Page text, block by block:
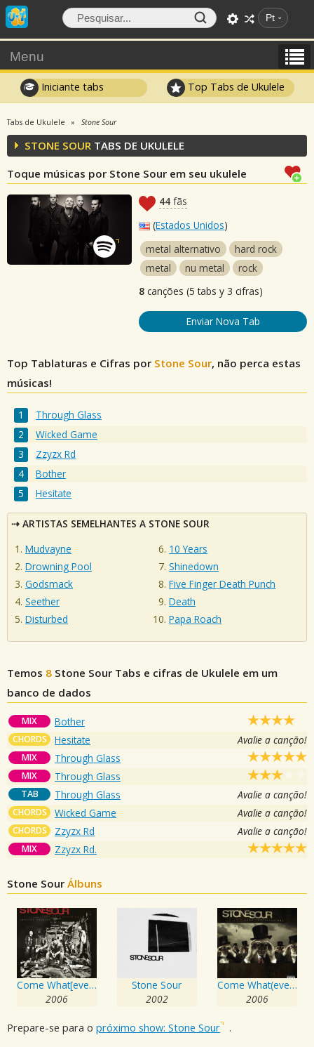
Pt
Menu
Iniciante tabs Top Tabs de Ukulele
Tabs de Ukulele Stone Sour
STONE SOUR TABS DE UKULELE
Toque músicas por Stone Sour em seu ukulele
44 fãs
(Estados Unidos)
metal alternativo
hard rock
metal
nu metal
rock
8 canções (5 tabs y 3 cifras)
Enviar Nova Tab
Top Tablaturas e Cifras por Stone Sour, não perca estas
músicas!
Through Glass
Wicked Game
Zzyzx Rd
Bother
Hesitate
ARTISTAS SEMELHANTES A STONE SOUR
Mudvayne
Drowning Pool
Godsmack
Seether
Disturbed
10 Years
Shinedown
Five Finger Death Punch
Death
Papa Roach
Temos 8 Stone Sour Tabs e cifras de Ukulele em um
banco de dados
MIX Bother
CHORDS Hesitate Avalie a canção!
MIX Through Glass
MIX Through Glass
TAB Through Glass Avalie a canção!
CHORDS Wicked Game Avalie a canção!
CHORDS Zzyzx Rd Avalie a canção!
MIX Zzyzx Rd.
Stone Sour Álbuns
Come What[ever] May
2006
Stone Sour
2002
Come What(ever) May [10th Anniversary Edition]
2006
Prepare-se para o próximo show: Stone Sour .